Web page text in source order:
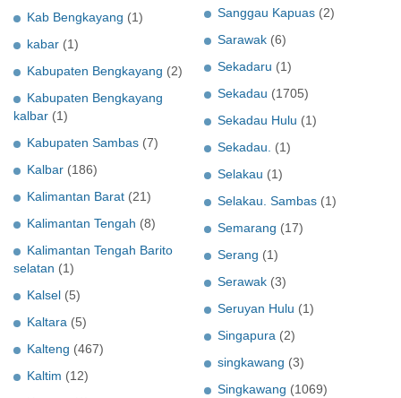
Kab Bengkayang (1)
kabar (1)
Kabupaten Bengkayang (2)
Kabupaten Bengkayang
kalbar (1)
Kabupaten Sambas (7)
Kalbar (186)
Kalimantan Barat (21)
Kalimantan Tengah (8)
Kalimantan Tengah Barito
selatan (1)
Kalsel (5)
Kaltara (5)
Kalteng (467)
Kaltim (12)
Sanggau Kapuas (2)
Sarawak (6)
Sekadaru (1)
Sekadau (1705)
Sekadau Hulu (1)
Sekadau. (1)
Selakau (1)
Selakau. Sambas (1)
Semarang (17)
Serang (1)
Serawak (3)
Seruyan Hulu (1)
Singapura (2)
singkawang (3)
Singkawang (1069)